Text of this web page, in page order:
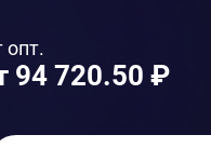
опт.
94 720.50 ₽